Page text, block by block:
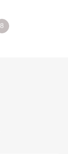
8